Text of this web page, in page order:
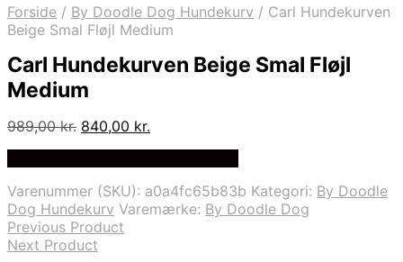
Forside / By Doodle Dog Hundekurv / Carl Hundekurven
Beige Smal Fløjl Medium
Carl Hundekurven Beige Smal Fløjl
Medium
989,00kr. Den
989,00 kr..
840,00 kr.
840,00 kr..
Varenummer (SKU): a0a4fc65b83b Kategori: By Doodle
Dog Hundekurv Varemærke: By Doodle Dog
Previous Product
Next Product